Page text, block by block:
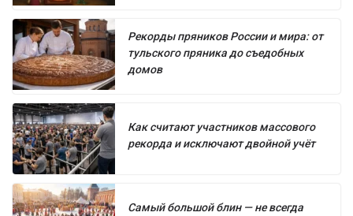
Рекорды пряников России и мира: от
тульского пряника до съедобных
домов
Как считают участников массового
рекорда и исключают двойной учёт
Самый большой блин — не всегда